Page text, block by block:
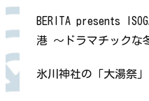
BERITA presents
港 ～ドラマチックな
氷川神社の「大湯祭